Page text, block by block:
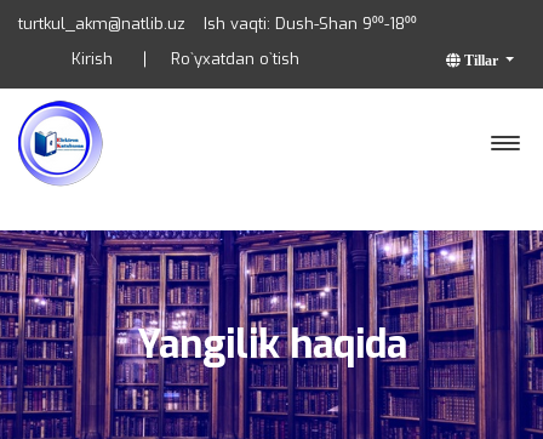
turtkul_akm@natlib.uz Ish vaqti: Dush-Shan 9⁰⁰-18⁰⁰
Tillar
Kirish Ro`yxatdan o`tish
Yangilik haqida